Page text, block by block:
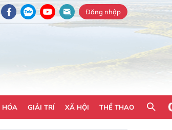
Đăng nhập
HÓA GIẢI TRÍ XÃ HỘI THỂ THAO